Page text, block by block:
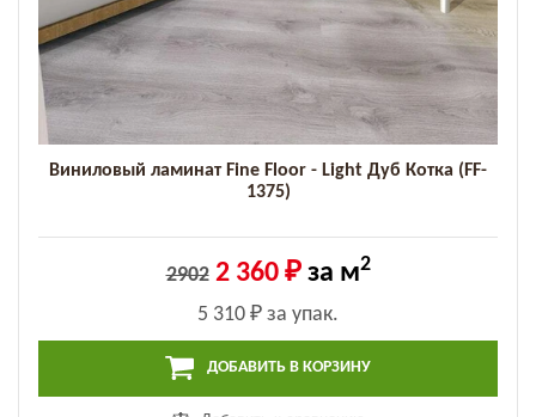
Виниловый ламинат Fine Floor - Light Дуб Котка (FF-
1375)
2902 2 360 ₽за м2
5 310 ₽ за упак.
ДОБАВИТЬ В КОРЗИНУ